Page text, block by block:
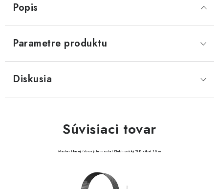
Popis
Parametre produktu
Diskusia
Súvisiaci tovar